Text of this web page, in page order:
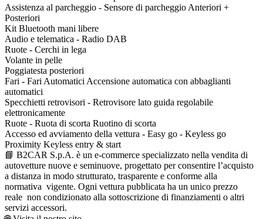
Assistenza al parcheggio - Sensore di parcheggio Anteriori +
Posteriori
Kit Bluetooth mani libere
Audio e telematica - Radio DAB
Ruote - Cerchi in lega
Volante in pelle
Poggiatesta posteriori
Fari - Fari Automatici Accensione automatica con abbaglianti
automatici
Specchietti retrovisori - Retrovisore lato guida regolabile
elettronicamente
Ruote - Ruota di scorta Ruotino di scorta
Accesso ed avviamento della vettura - Easy go - Keyless go
Proximity Keyless entry & start
📘 B2CAR S.p.A. è un e-commerce specializzato nella vendita di
autovetture nuove e seminuove, progettato per consentire l’acquisto
a distanza in modo strutturato, trasparente e conforme alla
normativa vigente. Ogni vettura pubblicata ha un unico prezzo
reale non condizionato alla sottoscrizione di finanziamenti o altri
servizi accessori.